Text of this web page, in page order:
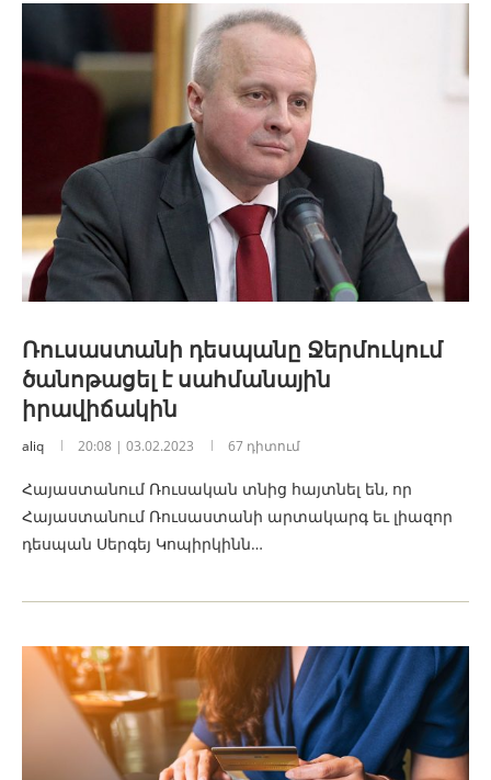
Ռուսաստանի դեսպանը Ջերմուկում
ծանոթացել է սահմանային
իրավիճակին
aliq 20:08 | 03.02.2023 67 դիտում
Հայաստանում Ռուսական տնից հայտնել են, որ
Հայաստանում Ռուսաստանի արտակարգ եւ լիազոր
դեսպան Սերգեյ Կոպիրկինն…